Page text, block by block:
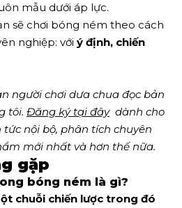
mẫu dưới áp lực.
sẽ chơi bóng ném theo cách
nghiệp: với ý định, chiến
người chơi dưa chua đọc bản
tôi. Đăng ký tại đây
  dành cho
nội bộ, phân tích chuyên
mới nhất và hơn thế nữa.
gặp
bóng ném là gì?
chuỗi chiến lược trong đó